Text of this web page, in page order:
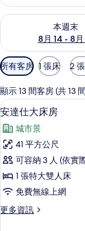
本週末
8月 14 - 8月
查看本週末 (8月 14
可
用
的
客
房
篩
選
條
所有客房 1 張床 2
顯示 13 間客房 (共 13
顯
示
安
達
仕
大
床
房
8
安達仕大床房
城市景
41 平方公尺
可容納 3 人 (依實
1 張特大雙人床
免費無線上網
更多資訊
更